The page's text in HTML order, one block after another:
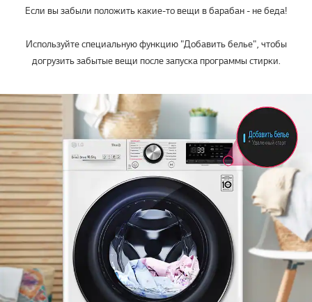
Если вы забыли положить какие-то вещи в барабан - не беда!
Используйте специальную функцию "Добавить белье", чтобы
догрузить забытые вещи после запуска программы стирки.